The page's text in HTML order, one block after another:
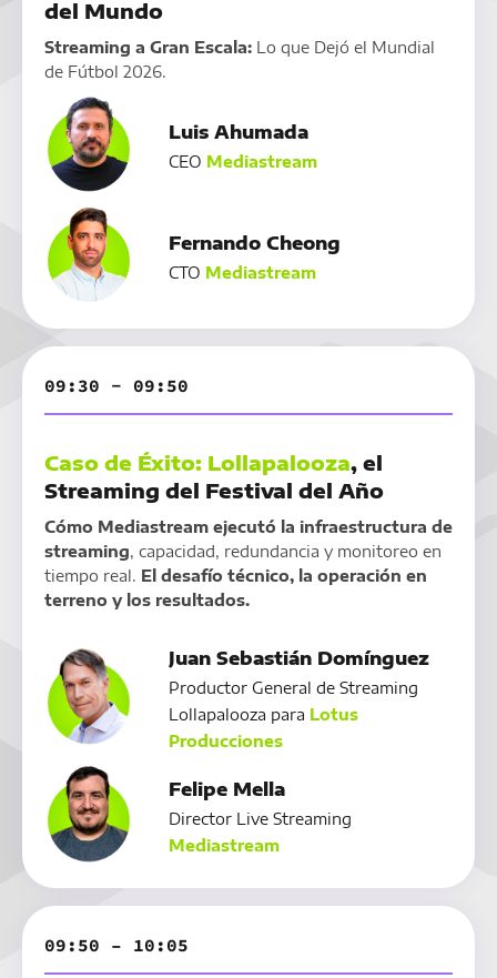
del Mundo
Streaming a Gran Escala: Lo que Dejó el Mundial
de Fútbol 2026.
Luis Ahumada
CEO Mediastream
Fernando Cheong
CTO Mediastream
09:30 - 09:50
Caso de Éxito: Lollapalooza, el
Streaming del Festival del Año
Cómo Mediastream ejecutó la infraestructura de
streaming, capacidad, redundancia y monitoreo en
tiempo real. El desafío técnico, la operación en
terreno y los resultados.
Juan Sebastián Domínguez
Productor General de Streaming
Lollapalooza para Lotus
Producciones
Felipe Mella
Director Live Streaming
Mediastream
09:50 – 10:05